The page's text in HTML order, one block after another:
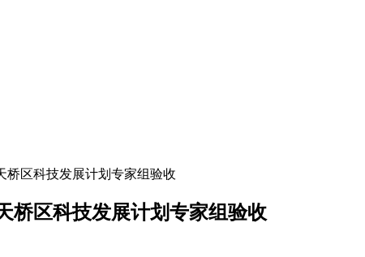
桥区科技发展计划专家组验收
桥区科技发展计划专家组验收